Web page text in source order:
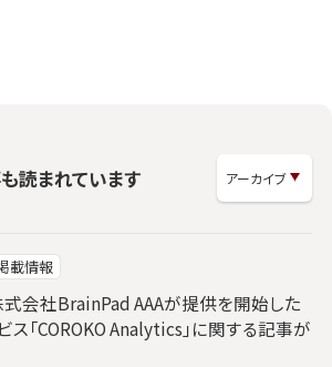
読まれています
載情報
式会社BrainPad AAAが提供を開始した
「COROKO Analytics」に関する記事が